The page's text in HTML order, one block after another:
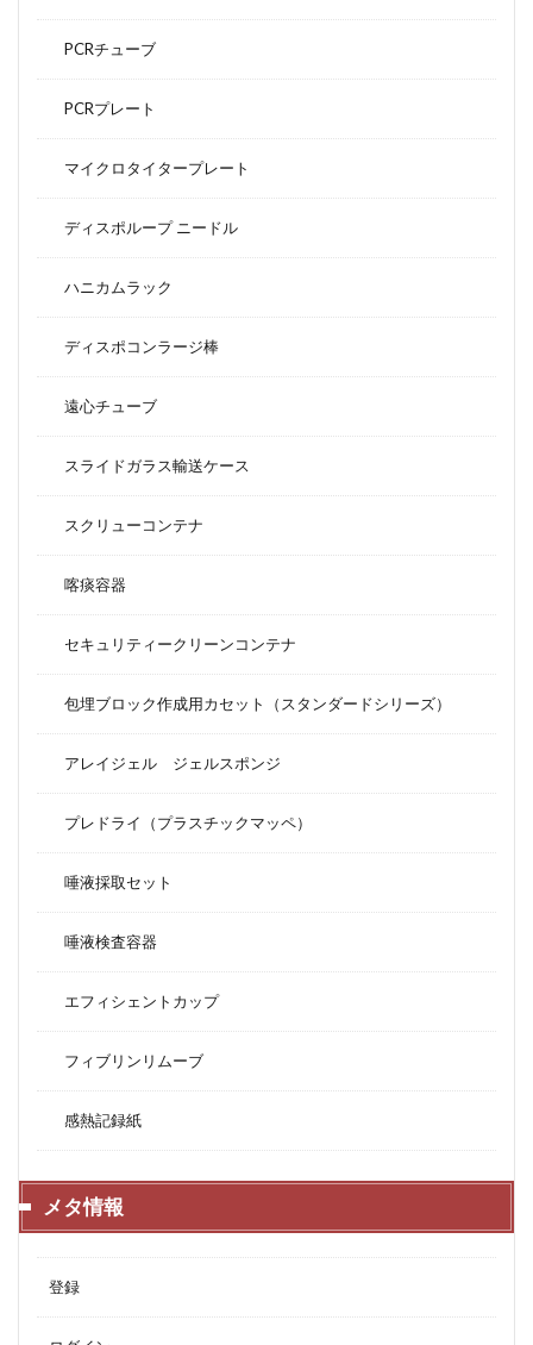
PCRチューブ
PCRプレート
マイクロタイタープレート
ディスポループ ニードル
ハニカムラック
ディスポコンラージ棒
遠心チューブ
スライドガラス輸送ケース
スクリューコンテナ
喀痰容器
セキュリティークリーンコンテナ
包埋ブロック作成用カセット（スタンダードシリーズ）
アレイジェル ジェルスポンジ
プレドライ（プラスチックマッペ）
唾液採取セット
唾液検査容器
エフィシェントカップ
フィブリンリムーブ
感熱記録紙
メタ情報
登録